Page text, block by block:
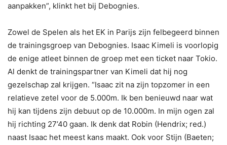
aanpakken”, klinkt het bij Debognies.
Zowel de Spelen als het EK in Parijs zijn felbegeerd binnen
de trainingsgroep van Debognies. Isaac Kimeli is voorlopig
de enige atleet binnen de groep met een ticket naar Tokio.
Al denkt de trainingspartner van Kimeli dat hij nog
gezelschap zal krijgen. “Isaac zit na zijn topzomer in een
relatieve zetel voor de 5.000m. Ik ben benieuwd naar wat
hij kan tijdens zijn debuut op de 10.000m. In mijn ogen zal
hij richting 27’40 gaan. Ik denk dat Robin (Hendrix; red.)
naast Isaac het meest kans maakt. Ook voor Stijn (Baeten;